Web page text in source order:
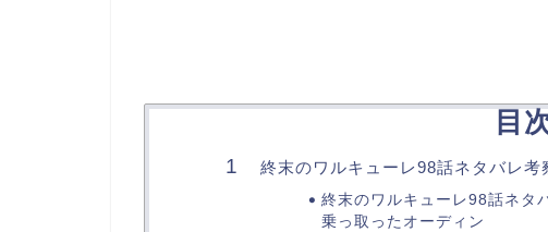
目
終末のワルキューレ98話ネタバレ考
終末のワルキューレ98話ネタ
乗っ取ったオーディン